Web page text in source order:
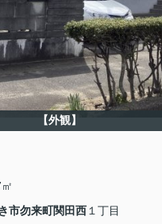
【外観】
市勿来町関田西 １丁目